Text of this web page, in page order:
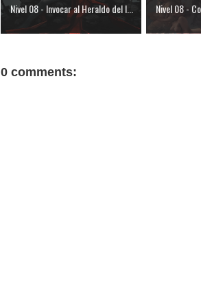
Nivel 08 - Invocar al Heraldo del I... Nivel 08 -
0 comments: